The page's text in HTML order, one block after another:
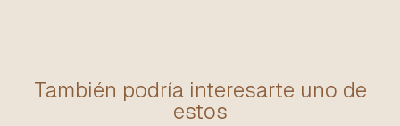
También podría interesarte uno de
estos